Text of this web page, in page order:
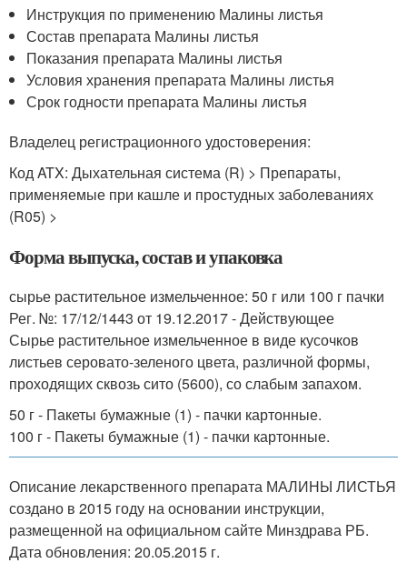
Инструкция по применению Малины листья
Состав препарата Малины листья
Показания препарата Малины листья
Условия хранения препарата Малины листья
Срок годности препарата Малины листья
Владелец регистрационного удостоверения:
Код ATX: Дыхательная система (R) > Препараты,
применяемые при кашле и простудных заболеваниях
(R05) >
Форма выпуска, состав и упаковка
сырье растительное измельченное: 50 г или 100 г пачки
Рег. №: 17/12/1443 от 19.12.2017 - Действующее
Сырье растительное измельченное в виде кусочков
листьев серовато-зеленого цвета, различной формы,
проходящих сквозь сито (5600), со слабым запахом.
50 г - Пакеты бумажные (1) - пачки картонные.
100 г - Пакеты бумажные (1) - пачки картонные.
Описание лекарственного препарата МАЛИНЫ ЛИСТЬЯ
создано в 2015 году на основании инструкции,
размещенной на официальном сайте Минздрава РБ.
Дата обновления: 20.05.2015 г.